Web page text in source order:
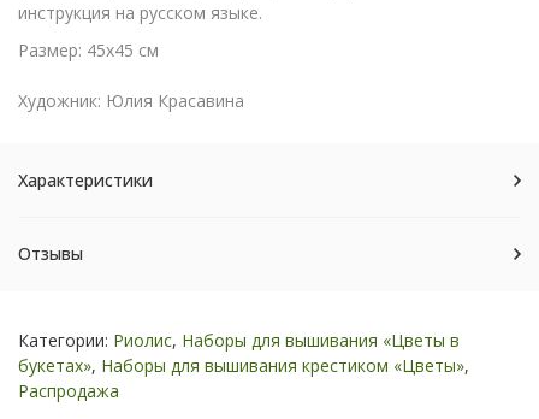
инструкция на русском языке.
Размер: 45х45 см
Художник: Юлия Красавина
Характеристики
Отзывы
Категории: Риолис, Наборы для вышивания «Цветы в
букетах», Наборы для вышивания крестиком «Цветы»,
Распродажа